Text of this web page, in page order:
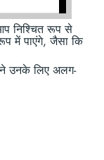
निश्चित रूप से
में पाएंगे, जैसा कि
उनके लिए अलग-